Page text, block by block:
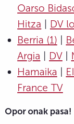
Oarso
Hitza
DV
Berria (1)
Argia
DV
Hamaika
France TV
Opor onak pasa!